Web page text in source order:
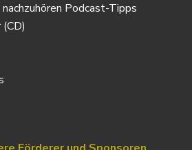
Podcast-Tipps